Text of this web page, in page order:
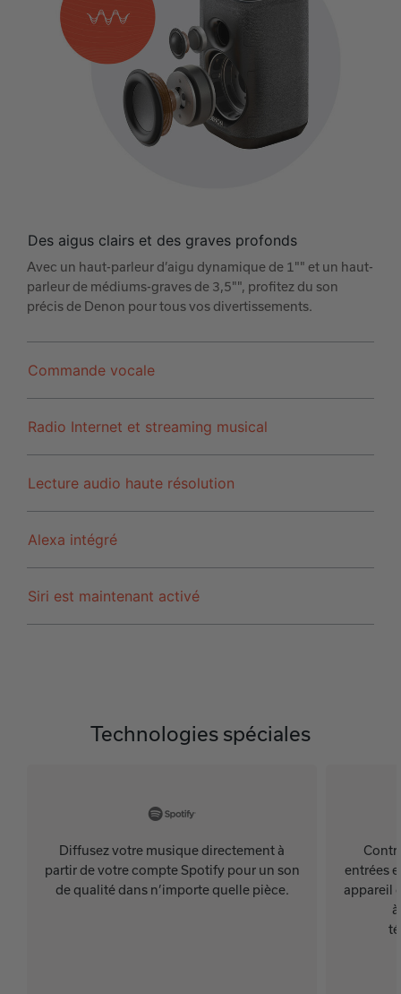
Des aigus clairs et des graves profonds
Avec un haut-parleur d’aigu dynamique de 1"" et un haut-
parleur de médiums-graves de 3,5"", profitez du son
précis de Denon pour tous vos divertissements.
Commande vocale
Radio Internet et streaming musical
Lecture audio haute résolution
Alexa intégré
Siri est maintenant activé
Technologies spéciales
Diffusez votre musique directement à
partir de votre compte Spotify pour un son
de qualité dans n’importe quelle pièce.
entrées
appareil